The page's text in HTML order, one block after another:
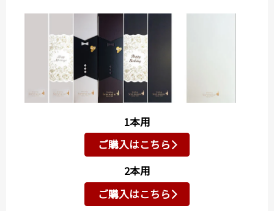
1本用
ご購入はこちら
2本用
ご購入はこちら